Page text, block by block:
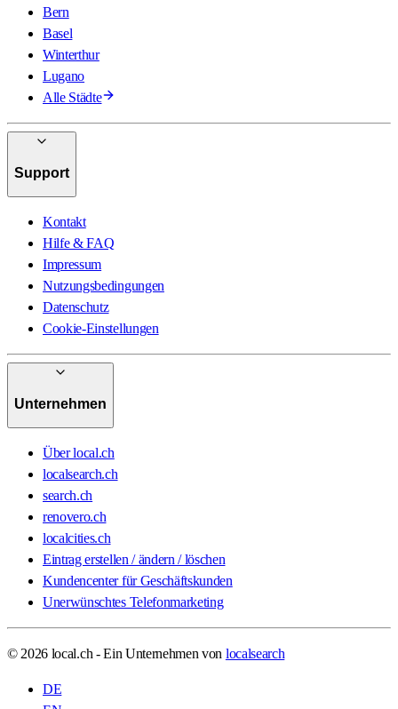
Bern
Basel
Winterthur
Lugano
Alle Städte
Support
Kontakt
Hilfe & FAQ
Impressum
Nutzungsbedingungen
Datenschutz
Cookie-Einstellungen
Unternehmen
Über local.ch
localsearch.ch
search.ch
renovero.ch
localcities.ch
Eintrag erstellen / ändern / löschen
Kundencenter für Geschäftskunden
Unerwünschtes Telefonmarketing
© 2026 local.ch - Ein Unternehmen von localsearch
DE